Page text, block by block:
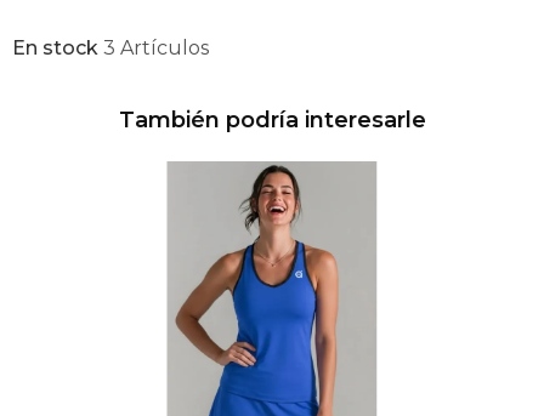
En stock 3 Artículos
También podría interesarle